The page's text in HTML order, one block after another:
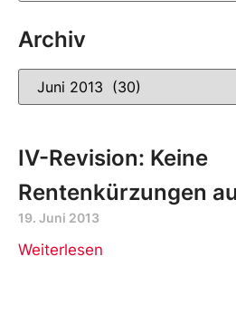
Archiv
IV-Revision: Keine
Rentenkürzungen
19. Juni 2013
Weiterlesen